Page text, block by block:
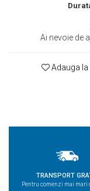
Ai nevoie de
Adauga
TRANSPORT
Pentru comenzi mai mari